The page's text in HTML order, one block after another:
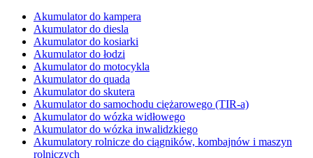
Akumulator do kampera
Akumulator do diesla
Akumulator do kosiarki
Akumulator do łodzi
Akumulator do motocykla
Akumulator do quada
Akumulator do skutera
Akumulator do samochodu ciężarowego (TIR-a)
Akumulator do wózka widłowego
Akumulator do wózka inwalidzkiego
Akumulatory rolnicze do ciągników, kombajnów i maszyn
rolniczych